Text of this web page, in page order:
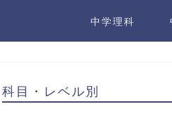
中学理科
科目・レベル別